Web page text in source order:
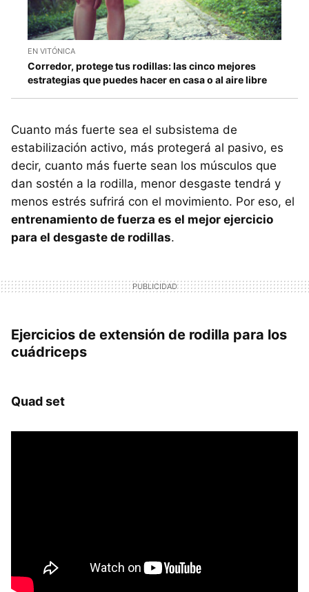
EN VITÓNICA
Corredor, protege tus rodillas: las cinco mejores
estrategias que puedes hacer en casa o al aire libre
Cuanto más fuerte sea el subsistema de
estabilización activo, más protegerá al pasivo, es
decir, cuanto más fuerte sean los músculos que
dan sostén a la rodilla, menor desgaste tendrá y
menos estrés sufrirá con el movimiento. Por eso, el
entrenamiento de fuerza es el mejor ejercicio
para el desgaste de rodillas.
Ejercicios de extensión de rodilla para los
cuádriceps
Quad set